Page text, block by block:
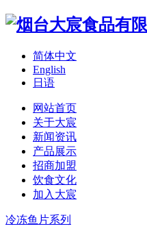
简体中文
English
日语
网站首页
关于大宸
新闻资讯
产品展示
招商加盟
饮食文化
加入大宸
冷冻鱼片系列